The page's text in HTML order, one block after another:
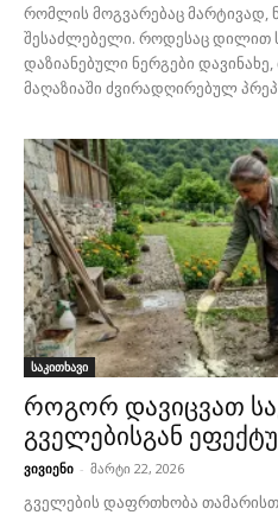
რომლის მოგვარებაც
შესაძლებელი. როდესაც დილით
დაზიანებული ნერგები
მაღაზიაში ძვირადღირებულ
საკითხავი
როგორ დავიცვათ
გველებისგან
ვივიენი - მარტი 22, 2026
გველების დაფრთხობა